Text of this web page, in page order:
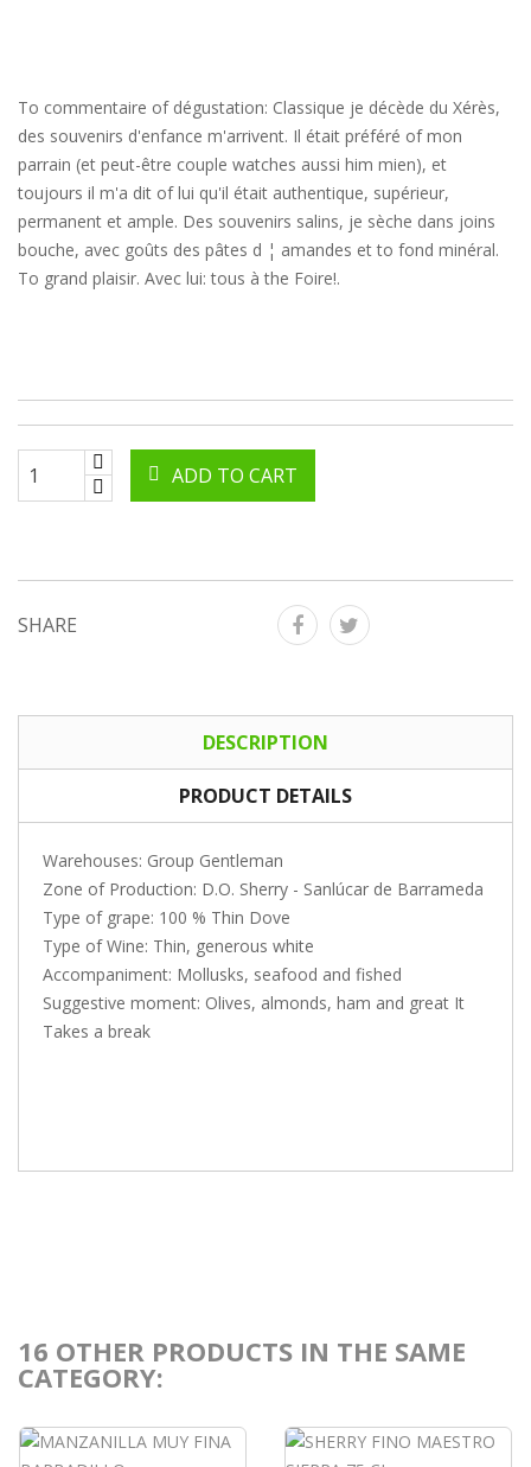
To commentaire of dégustation: Classique je décède du Xérès,
des souvenirs d'enfance m'arrivent. Il était préféré of mon
parrain (et peut-être couple watches aussi him mien), et
toujours il m'a dit of lui qu'il était authentique, supérieur,
permanent et ample. Des souvenirs salins, je sèche dans joins
bouche, avec goûts des pâtes d ¦ amandes et to fond minéral.
To grand plaisir. Avec lui: tous à the Foire!.
ADD TO CART
SHARE
DESCRIPTION
PRODUCT DETAILS
Warehouses: Group Gentleman
Zone of Production: D.O. Sherry - Sanlúcar de Barrameda
Type of grape: 100 % Thin Dove
Type of Wine: Thin, generous white
Accompaniment: Mollusks, seafood and fished
Suggestive moment: Olives, almonds, ham and great It
Takes a break
16 OTHER PRODUCTS IN THE SAME
CATEGORY: